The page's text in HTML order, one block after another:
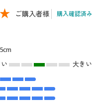
ご購入者様 購入確認済み
大きい